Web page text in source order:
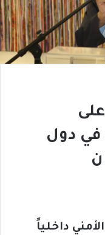
في دول
داخلياً